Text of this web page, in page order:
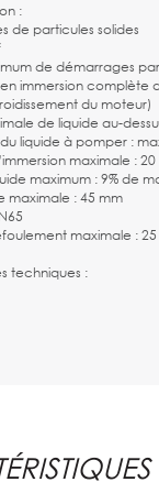
:
de particules solides
de démarrages
immersion complète
du moteur)
de liquide au-
liquide à pomper :
maximale :
maximum : 9% de
maximale : 45 mm
maximale :
techniques :
380V - 50 Hz